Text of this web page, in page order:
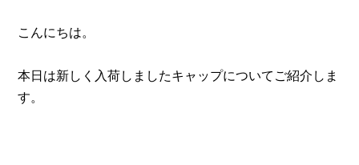
こんにちは。
本日は新しく入荷しましたキャップについてご紹介しま
す。